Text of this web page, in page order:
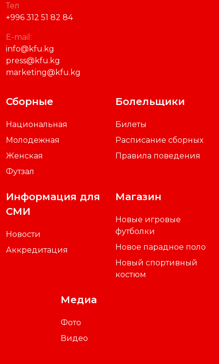
Тел
+996 312 51 82 84
E-mail:
info@kfu.kg
press@kfu.kg
marketing@kfu.kg
Сборные
Национальная
Молодежная
Женская
Футзал
Болельщики
Билеты
Расписание сборных
Правила поведения
Информация для
СМИ
Новости
Аккредитация
Магазин
Новые игровые
футболки
Новое парадное поло
Новый спортивный
костюм
Медиа
Фото
Видео